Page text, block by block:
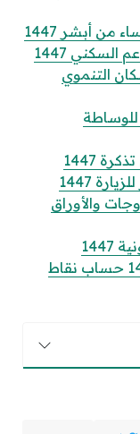
أبشر 1447
1447
التنموي
1447
1447
والأوراق
كيف احسب نقاطي في جدارة 1447 حساب نقاط